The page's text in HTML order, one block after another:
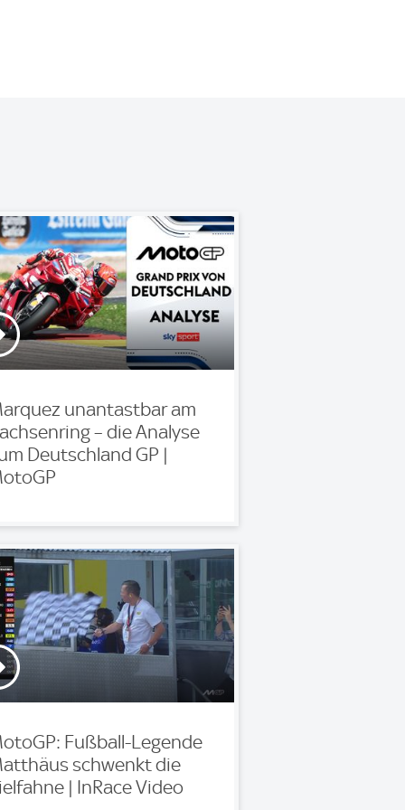
unantastbar am
– die Analyse
Deutschland GP |
Fußball-Legende
schwenkt die
| InRace Video